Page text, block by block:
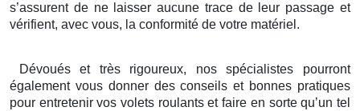
s’assurent de ne laisser aucune trace de leur passage et
vérifient, avec vous, la conformité de votre matériel.
Dévoués et très rigoureux, nos spécialistes pourront
également vous donner des conseils et bonnes pratiques
pour entretenir vos volets roulants et faire en sorte qu’un tel